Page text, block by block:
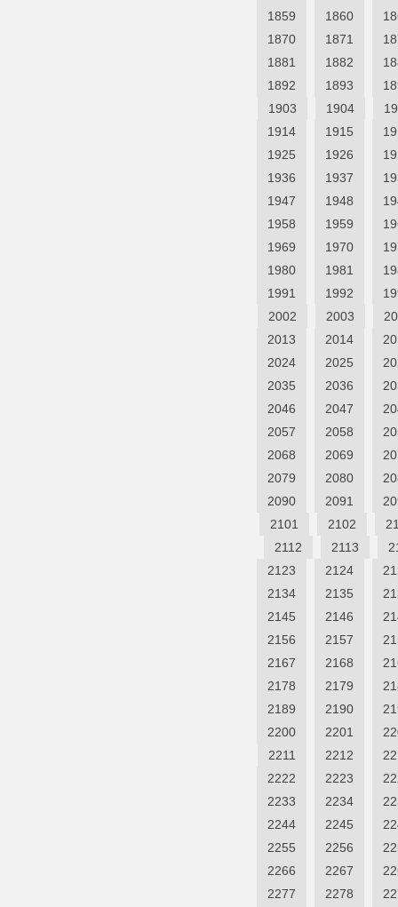
1859 1860
1870
1871
1881
1882
1892
1893
1903
1904
1914
1915
1925
1926
1936
1937
1947
1948
1958
1959
1969
1970
1980
1981
1991
1992
2002
2003
2013
2014
2024
2025
2035
2036
2046
2047
2057
2058
2068
2069
2079
2080
2090
2091
2101
2102
2112
2113
2123
2124
2134
2135
2145
2146
2156
2157
2167
2168
2178
2179
2189
2190
2200
2201
2211
2212
2222
2223
2233
2234
2244
2245
2255
2256
2266
2267
2277
2278